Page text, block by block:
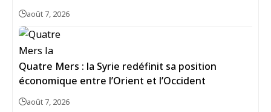
août 7, 2026
Quatre Mers : la Syrie redéfinit sa position
économique entre l’Orient et l’Occident
août 7, 2026